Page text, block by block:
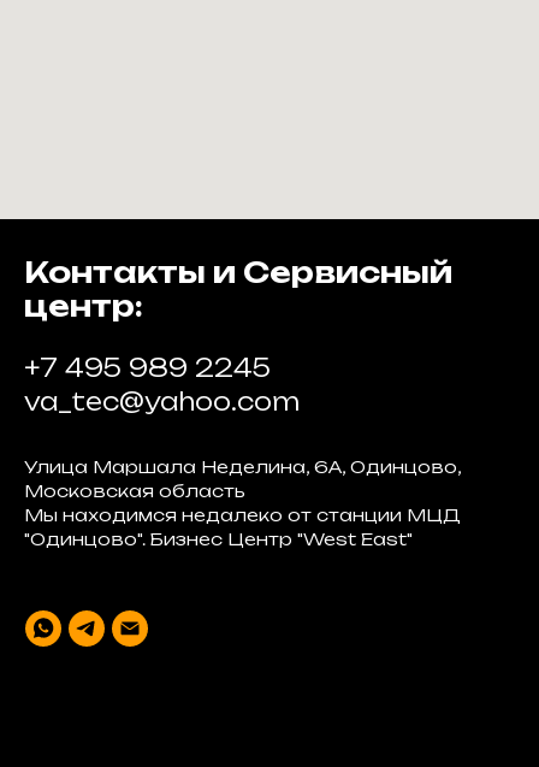
Контакты и Сервисный
центр:
+7 495 989 2245
va_tec@yahoo.com
Улица Маршала Неделина, 6А, Одинцово,
Московская область
Мы находимся недалеко от станции МЦД
"Одинцово". Бизнес Центр "West East"